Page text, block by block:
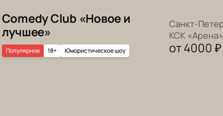
Comedy Club «Новое и
лучшее»
18+ Юмористическое шоу
Популярное
Санкт-
КСК «Арена»
от4000 ₽